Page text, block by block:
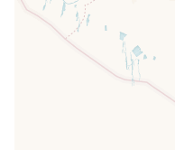
If you
loaded